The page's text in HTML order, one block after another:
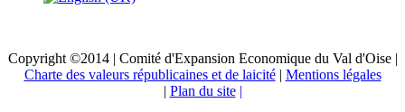
Copyright ©2014 | Comité d'Expansion Economique du Val d'Oise |
Charte des valeurs républicaines et de laicité| Mentions légales
| Plan du site |